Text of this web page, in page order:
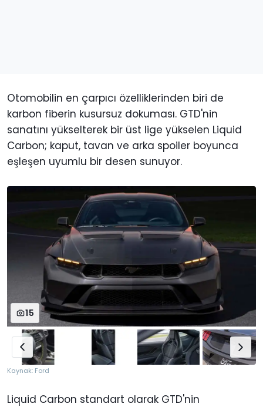
Otomobilin en çarpıcı özelliklerinden biri de
karbon fiberin kusursuz dokuması. GTD'nin
sanatını yükselterek bir üst lige yükselen Liquid
Carbon; kaput, tavan ve arka spoiler boyunca
eşleşen uyumlu bir desen sunuyor.
15
Kaynak: Ford
Liquid Carbon standart olarak GTD'nin